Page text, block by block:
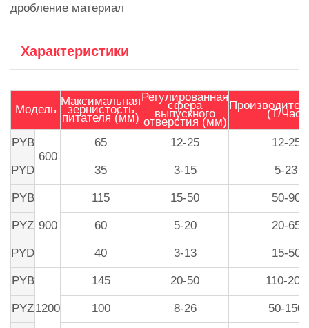
дробление материал
Характеристики
Модель
Максимальная
зернистость
питателя (мм)
Регулированная
сфера
выпускного
отверстия (мм)
(Т/Час)
PYB
600
65 12-25 12-25
PYD 35 3-15 5-23
PYB
900
115 15-50 50-90
PYZ 60 5-20 20-65
PYD 40 3-13 15-50
PYB
1200
145 20-50 110-200
PYZ 100 8-26 50-150